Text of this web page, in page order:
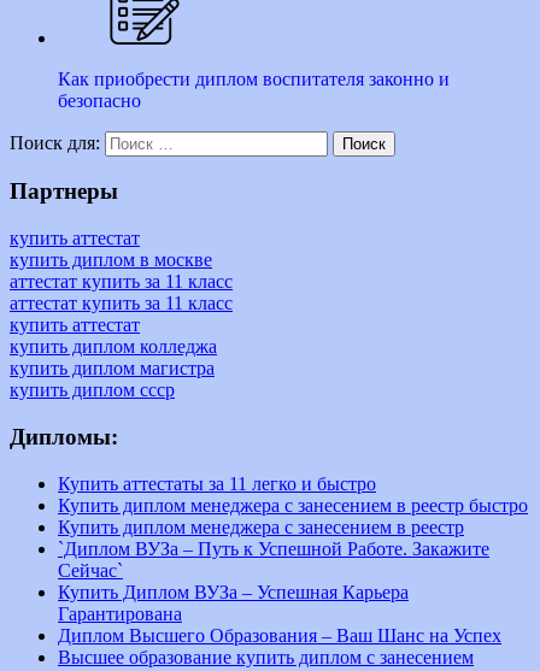
Как приобрести диплом воспитателя законно и
безопасно
Поиск для: Поиск
Партнеры
купить аттестат
купить диплом в москве
аттестат купить за 11 класс
аттестат купить за 11 класс
купить аттестат
купить диплом колледжа
купить диплом магистра
купить диплом ссср
Дипломы:
Купить аттестаты за 11 легко и быстро
Купить диплом менеджера с занесением в реестр быстро
Купить диплом менеджера с занесением в реестр
`Диплом ВУЗа – Путь к Успешной Работе. Закажите
Сейчас`
Купить Диплом ВУЗа – Успешная Карьера
Гарантирована
Диплом Высшего Образования – Ваш Шанс на Успех
Высшее образование купить диплом с занесением